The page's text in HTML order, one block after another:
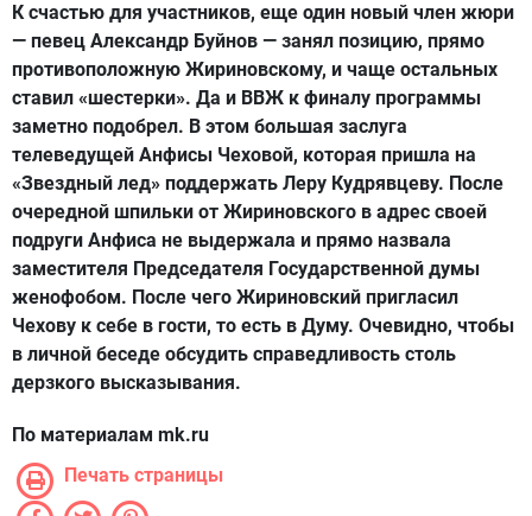
К счастью для участников, еще один новый член жюри
— певец Александр Буйнов — занял позицию, прямо
противоположную Жириновскому, и чаще остальных
ставил «шестерки». Да и ВВЖ к финалу программы
заметно подобрел. В этом большая заслуга
телеведущей Анфисы Чеховой, которая пришла на
«Звездный лед» поддержать Леру Кудрявцеву. После
очередной шпильки от Жириновского в адрес своей
подруги Анфиса не выдержала и прямо назвала
заместителя Председателя Государственной думы
женофобом. После чего Жириновский пригласил
Чехову к себе в гости, то есть в Думу. Очевидно, чтобы
в личной беседе обсудить справедливость столь
дерзкого высказывания.
По материалам mk.ru
Печать страницы